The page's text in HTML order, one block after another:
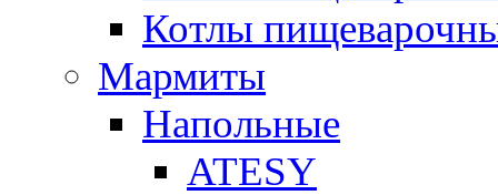
Котлы
Мармиты
Напольные
ATESY